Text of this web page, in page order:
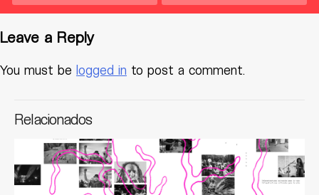
Leave a Reply
You must be logged in to post a comment.
Relacionados